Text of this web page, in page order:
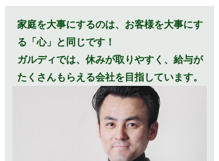
家庭を大事にするのは、お客様を大事にす
る「心」と同じです！
ガルディでは、休みが取りやすく、 給与が
たくさんもらえる会社を目指しています。